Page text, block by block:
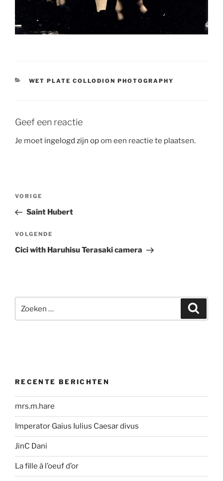
CATEGORIEËN
WET PLATE COLLODION PHOTOGRAPHY
Geef een reactie
Je moet ingelogd zijn opom een reactie te plaatsen.
Bericht
Vorig
bericht
VORIGE
Saint Hubert
Volgend
bericht
VOLGENDE
Cici with Haruhisu Terasaki camera
naar:
RECENTE BERICHTEN
mrs.m.hare
Imperator Gaius Iulius Caesar divus
JinC Dani
La fille à l’oeuf d’or